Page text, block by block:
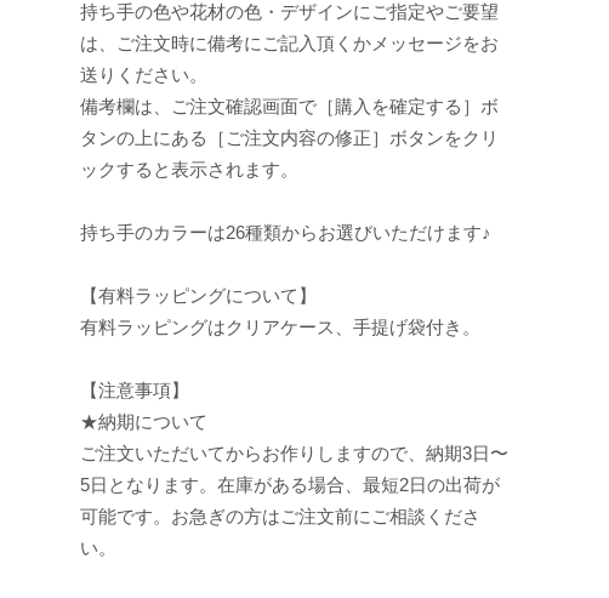
持ち手の色や花材の色・デザインにご指定やご要望
は、ご注文時に備考にご記入頂くかメッセージをお
送りください。
備考欄は、ご注文確認画面で［購入を確定する］ボ
タンの上にある［ご注文内容の修正］ボタンをクリ
ックすると表示されます。
持ち手のカラーは26種類からお選びいただけます♪
【有料ラッピングについて】
有料ラッピングはクリアケース、手提げ袋付き。
【注意事項】
★納期について
ご注文いただいてからお作りしますので、納期3日〜
5日となります。在庫がある場合、最短2日の出荷が
可能です。お急ぎの方はご注文前にご相談くださ
い。